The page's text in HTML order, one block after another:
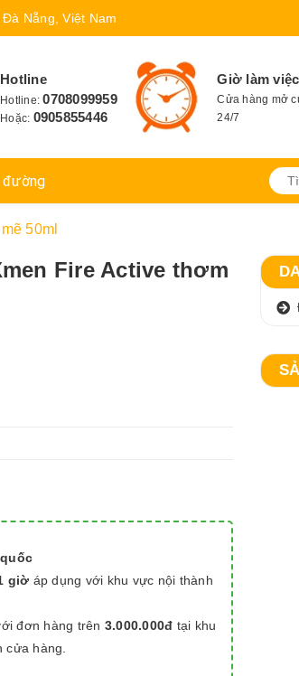
Nẵng, Việt Nam
Hotline
Hotline:0708099959
Hoặc: 0905855446
Giờ làm việc
Cửa hàng mở
24/7
đường
50ml
Fire Active thơm
giờ áp dụng với khu vực nội thành
đơn hàng trên 3.000.000đ tại khu
cửa hàng.